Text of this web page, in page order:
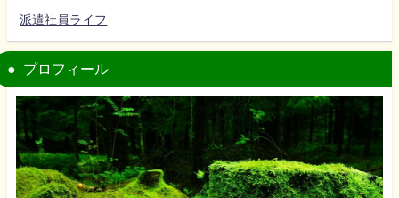
派遣社員ライフ
プロフィール